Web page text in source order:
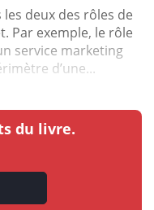
deux des rôles de
Par exemple, le rôle
service marketing
d’une...
du livre.